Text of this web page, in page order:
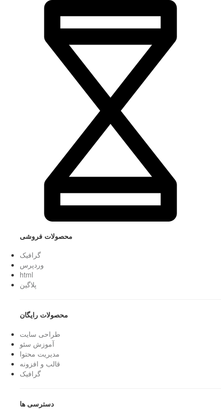
محصولات فروشی
گرافیک
وردپرس
html
پلاگین
محصولات رایگان
طراحی سایت
آموزش سئو
مدیریت محتوا
قالب و افزونه
گرافیک
دسترسی ها